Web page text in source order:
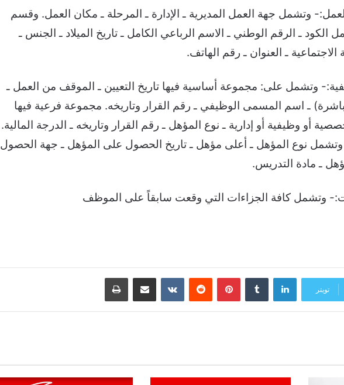
وتشمل جهة العمل المديرية ـ الإدارة ـ المرحلة ـ مكان العمل. وقسم
الكود ـ الرقم الوطني ـ الاسم الرباعي الكامل ـ تاريخ الميلاد ـ الجنس ـ
الاجتماعية ـ العنوان ـ رقم الهاتف.
وتشمل على: مجموعة أساسية فيها تاريخ التعيين ـ الموقف من العمل ـ
ـ اسم المسمى الوظيفي ـ رقم القرار وتاريخه. مجموعة فرعية فيها
أو وظيفية أو إدارية ـ نوع المؤهل ـ رقم القرار وتاريخه ـ الدرجة المالية.
نوع المؤهل ـ أعلى مؤهل ـ تاريخ الحصول على المؤهل ـ جهة الحصول
ـ مادة التدريس.
تويتر
لينكدإن بينتيريست مشاركة عبر البريد طباعة